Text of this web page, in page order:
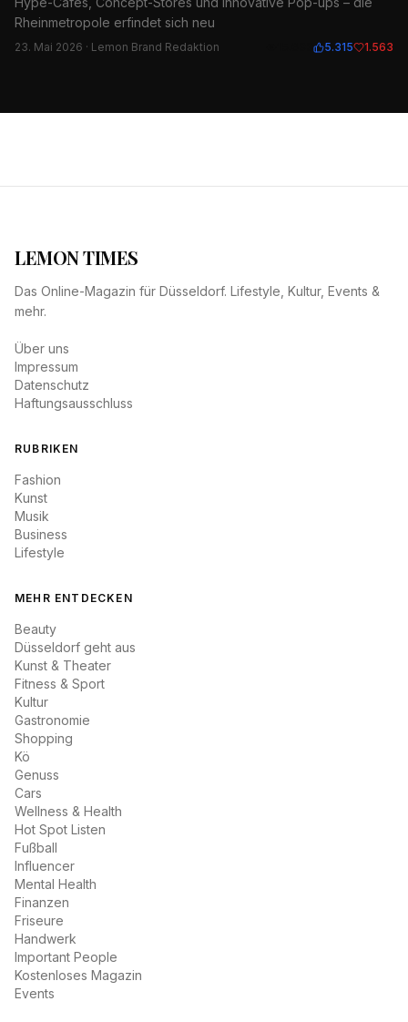
Rheinmetropole erfindet sich neu
23. Mai 2026 · Lemon Brand Redaktion 5.315 1.563
LEMON TIMES
Das Online-Magazin für Düsseldorf. Lifestyle, Kultur, Events &
mehr.
Über uns
Impressum
Datenschutz
Haftungsausschluss
RUBRIKEN
Fashion
Kunst
Musik
Business
Lifestyle
MEHR ENTDECKEN
Beauty
Düsseldorf geht aus
Kunst & Theater
Fitness & Sport
Kultur
Gastronomie
Shopping
Kö
Genuss
Cars
Wellness & Health
Hot Spot Listen
Fußball
Influencer
Mental Health
Finanzen
Friseure
Handwerk
Important People
Kostenloses Magazin
Events